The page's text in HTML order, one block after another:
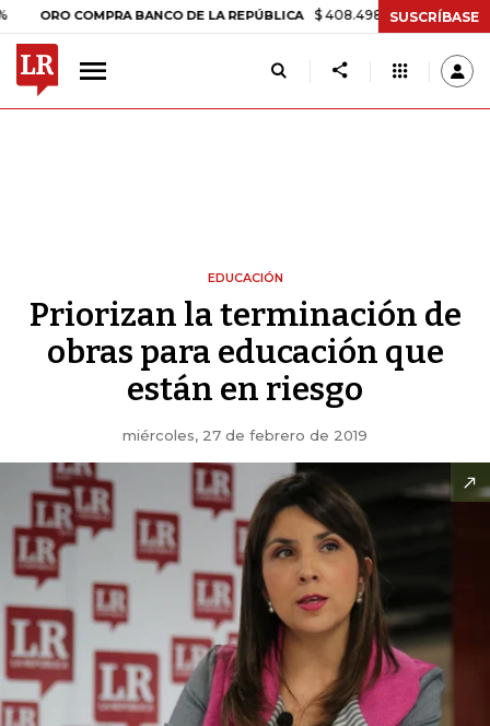
COMPRA BANCO DE LA REPÚBLICA $ 408.498,97 +$ 8.753,81 +2,19%
SUSCRÍBASE
EDUCACIÓN
Priorizan la terminación de
obras para educación que
están en riesgo
miércoles, 27 de febrero de 2019